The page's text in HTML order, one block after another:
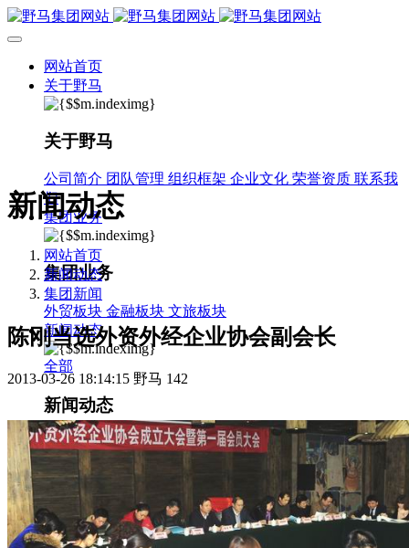
网站首页
关于野马
关于野马
公司简介 团队管理 组织框架 企业文化 荣誉资质 联系我
们
集团业务
集团业务
外贸板块 金融板块 文旅板块
新闻动态
全部
新闻动态
集团新闻 媒体报道
往来名人
人才招聘
人才招聘
新闻动态
网站首页
新闻动态
集团新闻
陈刚当选外资外经企业协会副会长
2013-03-26 18:14:15 野马 142